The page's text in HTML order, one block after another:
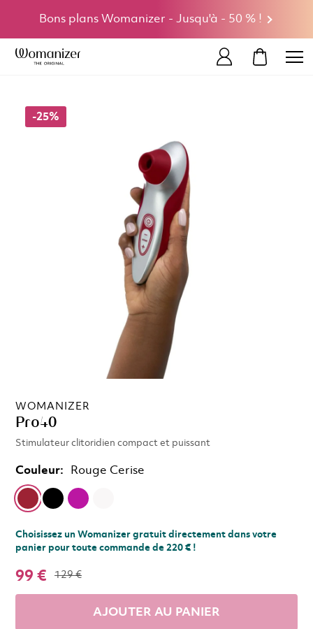
Bons plans Womanizer - Jusqu'à - 50 % !
-25%
WOMANIZER
Pro40
Stimulateur clitoridien compact et puissant
Couleur: Rouge Cerise
Choisissez un Womanizer gratuit directement dans votre
panier pour toute commande de 220 € !
99 € 129 €
AJOUTER AU PANIER